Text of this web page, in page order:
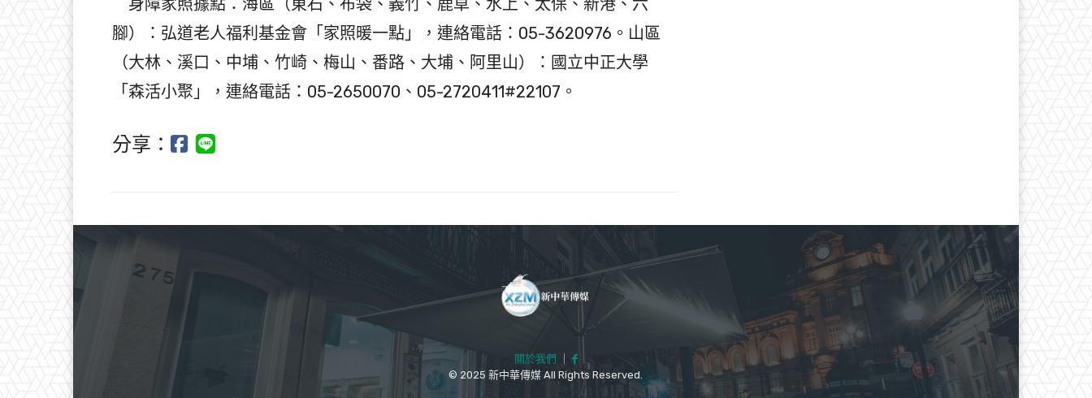
身障家照據點：海區（東石、布袋、義竹、鹿草、水上、太保、新港、六
腳）：弘道老人福利基金會「家照暖一點」，連絡電話：05-3620976。山區
（大林、溪口、中埔、竹崎、梅山、番路、大埔、阿里山）：國立中正大學
「森活小聚」，連絡電話：05-2650070、05-2720411#22107。
分享：
關於我們
© 2025 新中華傳媒 All Rights Reserved.